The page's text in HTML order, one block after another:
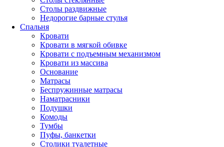
Столы раздвижные
Недорогие барные стулья
Спальня
Кровати
Кровати в мягкой обивке
Кровати с подъемным механизмом
Кровати из массива
Основание
Матрасы
Беспружинные матрасы
Наматрасники
Подушки
Комоды
Тумбы
Пуфы, банкетки
Столики туалетные